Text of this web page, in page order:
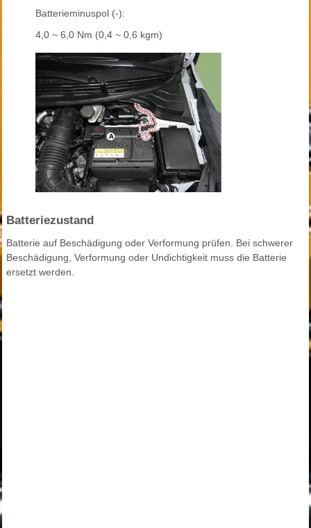
Batterieminuspol (-):
4,0 ~ 6,0 Nm (0,4 ~ 0,6 kgm)
Batteriezustand
Batterie auf Beschädigung oder Verformung prüfen. Bei schwerer
Beschädigung, Verformung oder Undichtigkeit muss die Batterie
ersetzt werden.